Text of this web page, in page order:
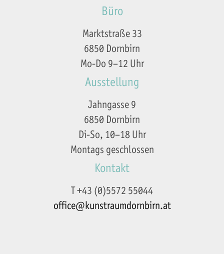
Büro
Marktstraße 33
6850 Dornbirn
Mo-Do 9–12 Uhr
Ausstellung
Jahngasse 9
6850 Dornbirn
Di-So, 10–18 Uhr
Montags geschlossen
Kontakt
T +43 (0)5572 55044
office@kunstraumdornbirn.at